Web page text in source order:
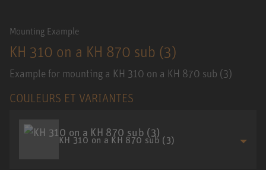
Mounting Example
KH 310 on a KH 870 sub (3)
Example for mounting a KH 310 on a KH 870 sub (3)
COULEURS ET VARIANTES
KH 310 on a KH 870 sub (3)